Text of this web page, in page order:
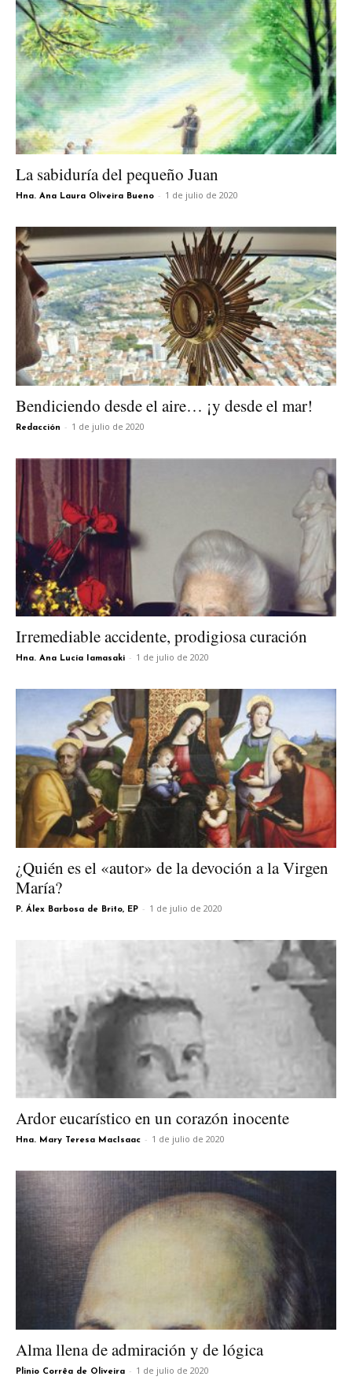
La sabiduría del pequeño Juan
Hna. Ana Laura Oliveira Bueno - 1 de julio de 2020
Bendiciendo desde el aire… ¡y desde el mar!
Redacción - 1 de julio de 2020
Irremediable accidente, prodigiosa curación
Hna. Ana Lucía Iamasaki - 1 de julio de 2020
¿Quién es el «autor» de la devoción a la Virgen
María?
P. Álex Barbosa de Brito, EP - 1 de julio de 2020
Ardor eucarístico en un corazón inocente
Hna. Mary Teresa MacIsaac - 1 de julio de 2020
Alma llena de admiración y de lógica
Plinio Corrêa de Oliveira - 1 de julio de 2020